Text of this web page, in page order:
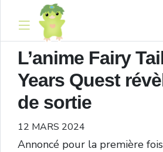
L’anime Fairy
Years Quest
de sortie
12 MARS 2024
Annoncé pour la première